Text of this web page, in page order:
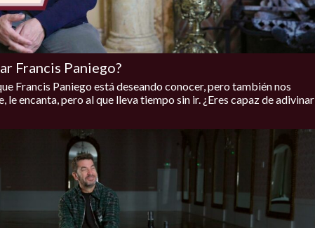
Francis Paniego?
Francis Paniego está deseando conocer, pero también nos
le encanta, pero al que lleva tiempo sin ir. ¿Eres capaz de adivinar